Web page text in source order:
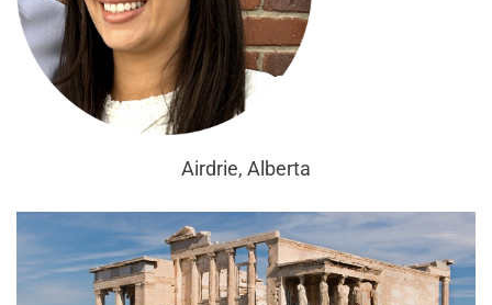
Airdrie, Alberta